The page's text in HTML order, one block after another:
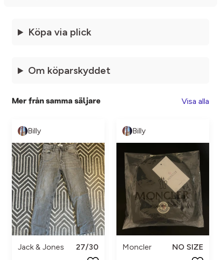
Köpa via plick
Om köparskyddet
Mer från samma säljare Visa alla
Billy
Jack & Jones
27/30
Billy
Moncler
NO SIZE